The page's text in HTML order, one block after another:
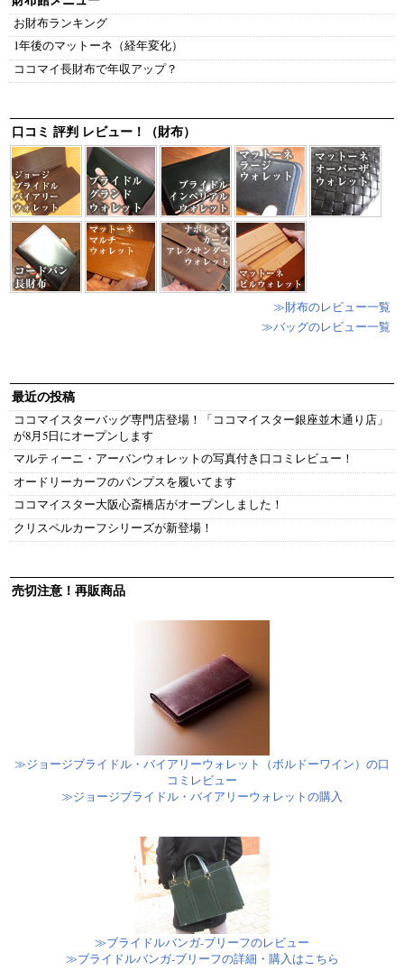
お財布ランキング
1年後のマットーネ（経年変化）
ココマイ長財布で年収アップ？
口コミ 評判 レビュー！（財布）
≫財布のレビュー一覧
≫バッグのレビュー一覧
最近の投稿
ココマイスターバッグ専門店登場！「ココマイスター銀座並木通り店」
が8月5日にオープンします
マルティーニ・アーバンウォレットの写真付き口コミレビュー！
オードリーカーフのパンプスを履いてます
ココマイスター大阪心斎橋店がオープンしました！
クリスペルカーフシリーズが新登場！
売切注意！再販商品
≫ジョージブライドル・バイアリーウォレット（ボルドーワイン）の口
コミレビュー
≫ジョージブライドル・バイアリーウォレットの購入
≫ブライドルバンガ-ブリーフのレビュー
≫ブライドルバンガ-ブリーフの詳細・購入はこちら